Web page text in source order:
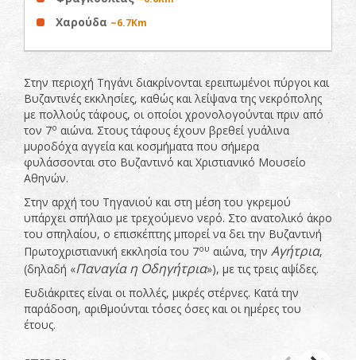
Χαρούδα ~6.7Km
Στην περιοχή Τηγάνι διακρίνονται ερειπωμένοι πύργοι και
Βυζαντινές εκκλησίες, καθώς και λείψανα της νεκρόπολης
με πολλούς τάφους, οι οποίοι χρονολογούνται πριν από
τον 7ο αιώνα. Στους τάφους έχουν βρεθεί γυάλινα
μυροδόχα αγγεία και κοσμήματα που σήμερα
φυλάσσονται στο Βυζαντινό και Χριστιανικό Μουσείο
Αθηνών.
Στην αρχή του Τηγανιού και στη μέση του γκρεμού
υπάρχει σπήλαιο με τρεχούμενο νερό. Στο ανατολικό άκρο
του σπηλαίου, ο επισκέπτης μπορεί να δει την Βυζαντινή
Πρωτοχριστιανική εκκλησία του 7ου αιώνα, την Αγήτρια,
(δηλαδή «Παναγία η Οδηγήτρια»), με τις τρεις αψίδες.
Ευδιάκριτες είναι οι πολλές, μικρές στέρνες. Κατά την
παράδοση, αριθμούνται τόσες όσες και οι ημέρες του
έτους.